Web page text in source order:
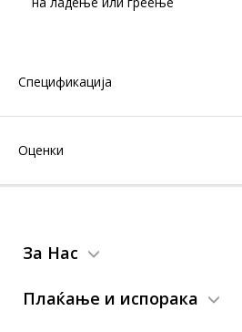
Спецификација
Оценки
За Нас
Плаќање и испорака